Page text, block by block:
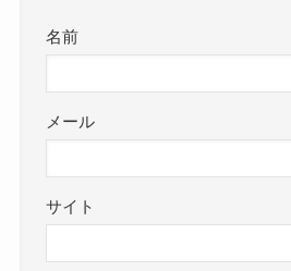
名前
メール
サイト